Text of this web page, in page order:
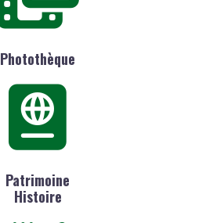
Photothèque
Patrimoine
Histoire